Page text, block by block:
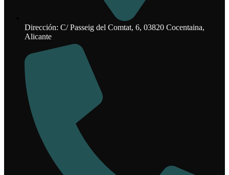
Dirección: C/ Passeig del Comtat, 6, 03820 Cocentaina,
Alicante